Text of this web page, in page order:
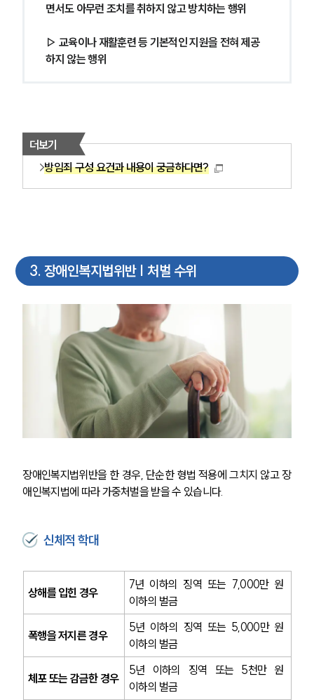
면서도 아무런 조치를 취하지 않고 방치하는 행위
▷ 교육이나 재활훈련 등 기본적인 지원을 전혀 제공
하지 않는 행위
더보기
방임죄 구성 요건과 내용이 궁금하다면?
3. 장애인복지법위반 | 처벌 수위
장애인복지법위반을 한 경우, 단순한 형법 적용에 그치지 않고 장
애인복지법에 따라 가중처벌을 받을 수 있습니다.
신체적 학대
상해를 입힌 경우
7년 이하의 징역 또는 7,000만 원
이하의 벌금
폭행을 저지른 경우
5년 이하의 징역 또는 5,000만 원
이하의 벌금
체포 또는 감금한 경우
5년 이하의 징역 또는 5천만 원
이하의 벌금